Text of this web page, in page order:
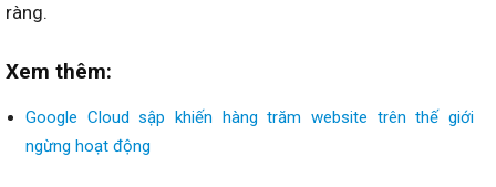
ràng.
Xem thêm:
Google Cloud sập khiến hàng trăm website trên thế giới
ngừng hoạt động